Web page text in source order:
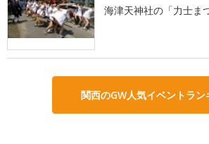
海津天神社の「力士ま
関西のGW人気イベントラン